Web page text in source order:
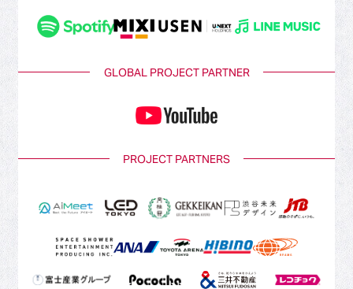
GLOBAL PROJECT PARTNER
PROJECT PARTNERS